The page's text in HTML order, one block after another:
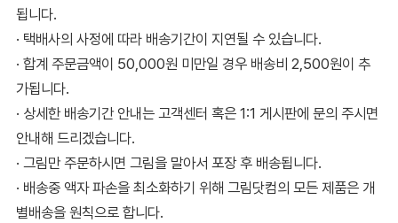
됩니다.
· 택배사의 사정에 따라 배송기간이 지연될 수 있습니다.
· 합계 주문금액이 50,000원 미만일 경우 배송비 2,500원이 추
가됩니다.
· 상세한 배송기간 안내는 고객센터 혹은 1:1 게시판에 문의 주시면
안내해 드리겠습니다.
· 그림만 주문하시면 그림을 말아서 포장 후 배송됩니다.
· 배송중 액자 파손을 최소화하기 위해 그림닷컴의 모든 제품은 개
별배송을 원칙으로 합니다.